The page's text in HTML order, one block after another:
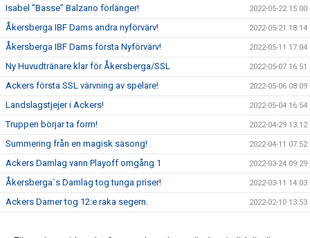
Isabel ”Basse” Balzano förlänger! 2022-05-22 15:00
Åkersberga IBF Dams andra nyförvärv! 2022-05-21 18:14
Åkersberga IBF Dams första Nyförvärv! 2022-05-11 17:04
Ny Huvudtränare klar för Åkersberga/SSL 2022-05-07 16:51
Ackers första SSL värvning av spelare! 2022-05-06 08:09
Landslagstjejer i Ackers! 2022-05-04 16:54
Truppen börjar ta form! 2022-04-29 13:12
Summering från en magisk säsong! 2022-04-11 07:52
Ackers Damlag vann Playoff omgång 1 2022-03-24 09:29
Åkersberga´s Damlag tog tunga priser! 2022-03-11 14:03
Ackers Damer tog 12:e raka segern. 2022-02-10 13:53